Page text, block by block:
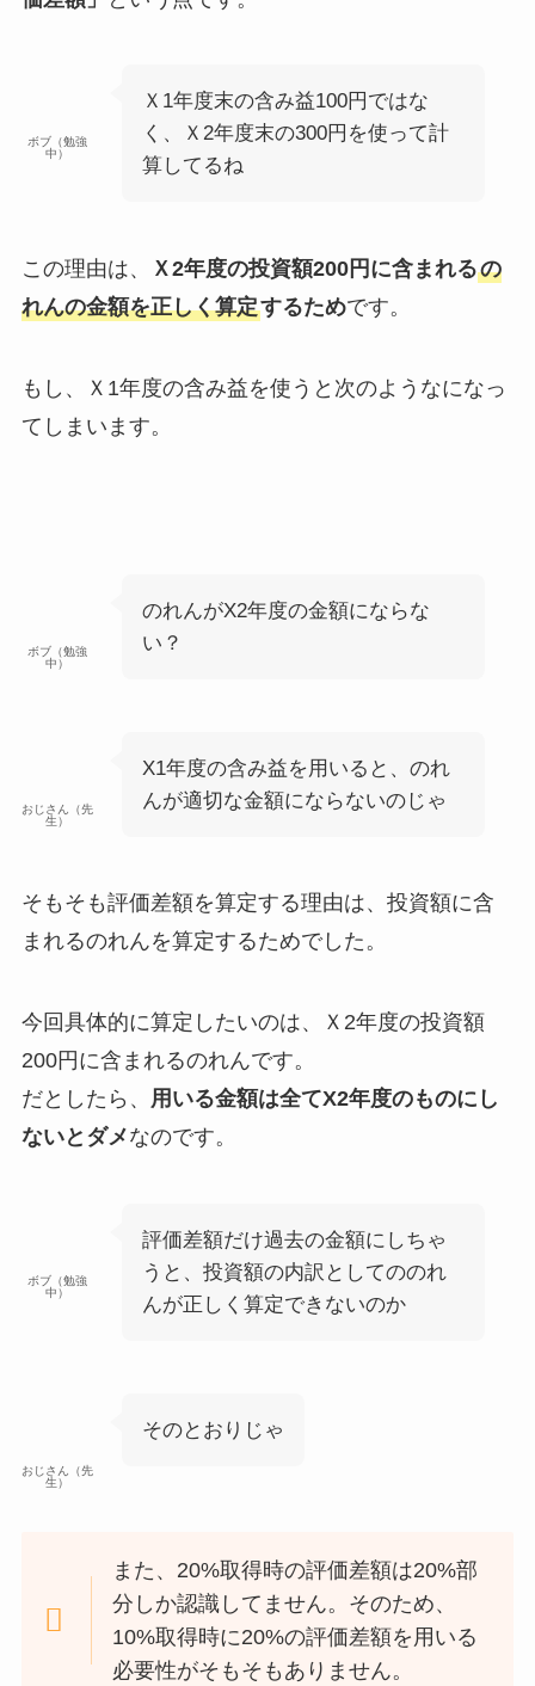
ボブ（勉強
中）
Ｘ1年度末の含み益100円ではな
く、Ｘ2年度末の300円を使って計
算してるね
この理由は、 Ｘ2年度の投資額200円に含まれるの
れんの金額を正しく算定するためです。
もし、Ｘ1年度の含み益を使うと次のようなになっ
てしまいます。
ボブ（勉強
中）
のれんがX2年度の金額にならな
い？
おじさん（先
生）
X1年度の含み益を用いると、のれ
んが適切な金額にならないのじゃ
そもそも評価差額を算定する理由は、投資額に含
まれるのれんを算定するためでした。
今回具体的に算定したいのは、Ｘ2年度の投資額
200円に含まれるのれんです。
だとしたら、 用いる金額は全てX2年度のものにし
ないとダメなのです。
ボブ（勉強
中）
評価差額だけ過去の金額にしちゃ
うと、投資額の内訳としてののれ
んが正しく算定できないのか
おじさん（先
生）
そのとおりじゃ
また、20%取得時の評価差額は20%部
分しか認識してません。そのため、
10%取得時に20%の評価差額を用いる
必要性がそもそもありません。